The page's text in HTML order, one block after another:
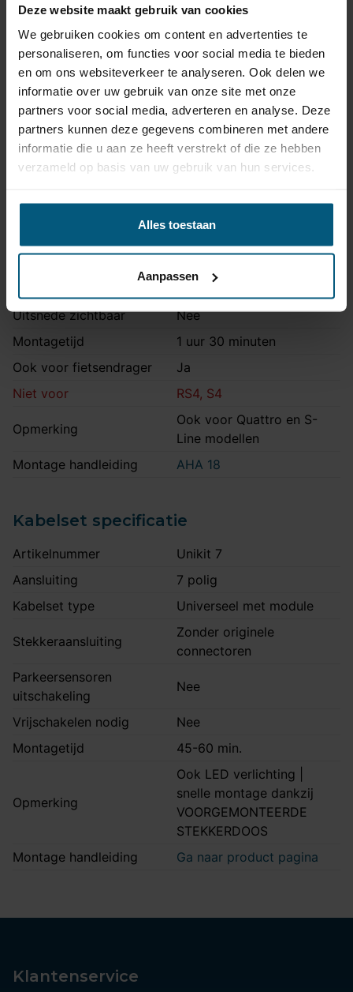
Deze website maakt gebruik van cookies
We gebruiken cookies om content en advertenties te
personaliseren, om functies voor social media te bieden
en om ons websiteverkeer te analyseren. Ook delen we
informatie over uw gebruik van onze site met onze
partners voor social media, adverteren en analyse. Deze
partners kunnen deze gegevens combineren met andere
informatie die u aan ze heeft verstrekt of die ze hebben
verzameld op basis van uw gebruik van hun services.
Alles toestaan
Aanpassen
Met de Europese typegoedkeuring voldoen trekhaak
en kabelset aan alle geldende veiligheidsnormen.
Trekhaak specificatie
Artikelnummer
AHA 18
Trekhaak systeem
Uitvoering
Kogel is bevestigd met
Uitsnede zichtbaar
Nee
Montagetijd
1 uur 30 minuten
Ook voor fietsendrager
Ja
Niet voor
RS4, S4
Opmerking
Ook voor Quattro en S-
Line modellen
Montage handleiding
AHA 18
Kabelset specificatie
Artikelnummer
Unikit 7
Aansluiting
7 polig
Kabelset type
Universeel met module
Stekkeraansluiting
Zonder originele
connectoren
Parkeersensoren
uitschakeling
Nee
Vrijschakelen nodig
Nee
Montagetijd
45-60 min.
Opmerking
Ook LED verlichting |
snelle montage dankzij
VOORGEMONTEERDE
STEKKERDOOS
Montage handleiding
Ga naar product pagina
Klantenservice